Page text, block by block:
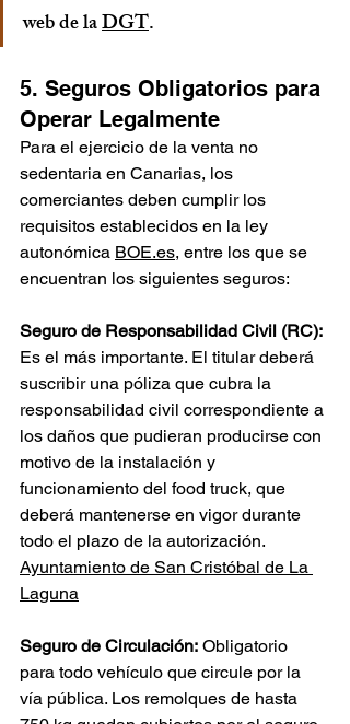
web de la DGT.
5. Seguros Obligatorios para
Operar Legalmente
Para el ejercicio de la venta no
sedentaria en Canarias, los
comerciantes deben cumplir los
requisitos establecidos en la ley
autonómica BOE.es, entre los que se
encuentran los siguientes seguros:
Seguro de Responsabilidad Civil (RC):
Es el más importante. El titular deberá
suscribir una póliza que cubra la
responsabilidad civil correspondiente a
los daños que pudieran producirse con
motivo de la instalación y
funcionamiento del food truck, que
deberá mantenerse en vigor durante
todo el plazo de la autorización.
Ayuntamiento de San Cristóbal de La
Laguna
Seguro de Circulación: Obligatorio
para todo vehículo que circule por la
vía pública. Los remolques de hasta